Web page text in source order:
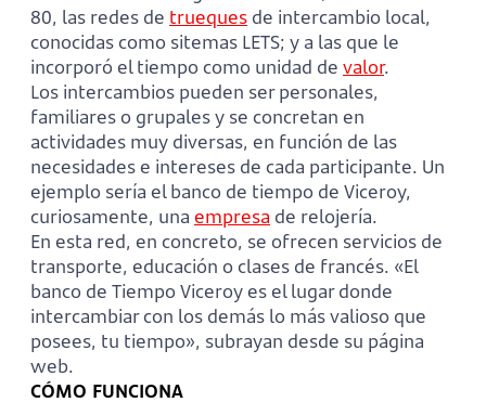
80, las redes de trueques de intercambio local,
conocidas como sitemas LETS; y a las que le
incorporó el tiempo como unidad de valor.
Los intercambios pueden ser personales,
familiares o grupales y se concretan en
actividades muy diversas, en función de las
necesidades e intereses de cada participante. Un
ejemplo sería el banco de tiempo de Viceroy,
curiosamente, una empresa de relojería.
En esta red, en concreto, se ofrecen servicios de
transporte, educación o clases de francés. «El
banco de Tiempo Viceroy es el lugar donde
intercambiar con los demás lo más valioso que
posees, tu tiempo», subrayan desde su página
web.
CÓMO FUNCIONA